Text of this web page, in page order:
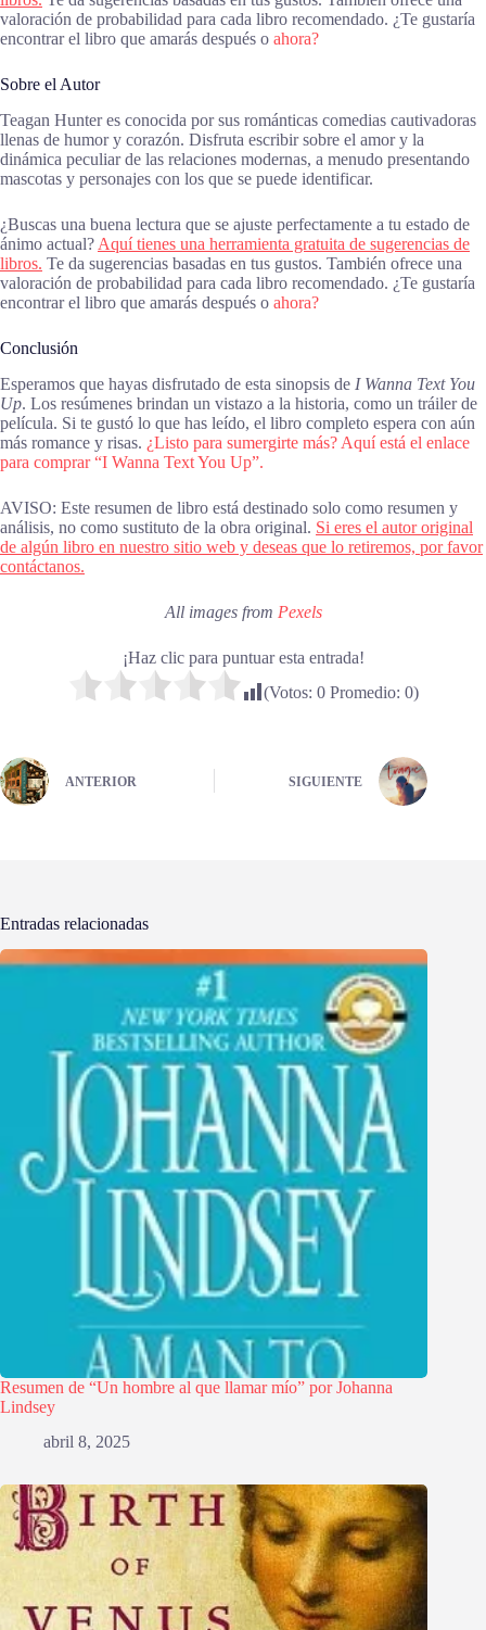
valoración de probabilidad para cada libro recomendado. ¿Te gustaría
encontrar el libro que amarás después o ahora?
Sobre el Autor
Teagan Hunter es conocida por sus románticas comedias cautivadoras
llenas de humor y corazón. Disfruta escribir sobre el amor y la
dinámica peculiar de las relaciones modernas, a menudo presentando
mascotas y personajes con los que se puede identificar.
¿Buscas una buena lectura que se ajuste perfectamente a tu estado de
ánimo actual? Aquí tienes una herramienta gratuita de sugerencias de
libros. Te da sugerencias basadas en tus gustos. También ofrece una
valoración de probabilidad para cada libro recomendado. ¿Te gustaría
encontrar el libro que amarás después o ahora?
Conclusión
Esperamos que hayas disfrutado de esta sinopsis de I Wanna Text You
Up. Los resúmenes brindan un vistazo a la historia, como un tráiler de
película. Si te gustó lo que has leído, el libro completo espera con aún
más romance y risas. ¿Listo para sumergirte más? Aquí está el enlace
para comprar “I Wanna Text You Up”.
AVISO: Este resumen de libro está destinado solo como resumen y
análisis, no como sustituto de la obra original. Si eres el autor original
de algún libro en nuestro sitio web y deseas que lo retiremos, por favor
contáctanos.
All images from Pexels
¡Haz clic para puntuar esta entrada!
(Votos: 0Promedio: 0)
ANTERIOR SIGUIENTE
Entradas relacionadas
Resumen de “Un hombre al que llamar mío” por Johanna
Lindsey
abril 8, 2025